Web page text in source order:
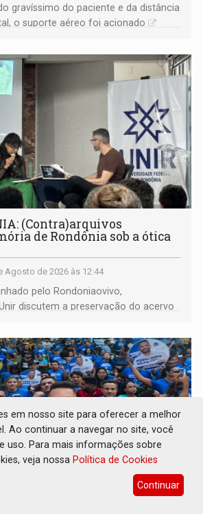
gravíssimo do paciente e da distância
o suporte aéreo foi acionado
(Contra)arquivos
de Rondônia sob a ótica
Agosto de 2026 às 12:44
pelo Rondoniaovivo,
discutem a preservação do acervo
para o futuro
em nosso site para oferecer a melhor
Ao continuar a navegar no site, você
uso. Para mais informações sobre
veja nossa Política de Cookies
Continuar